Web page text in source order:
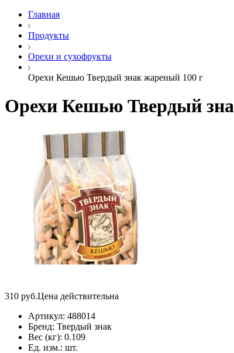
Главная
Продукты
Орехи и сухофрукты
Орехи Кешью Твердый знак жареный 100 г
Орехи Кешью Твердый
310 руб.Цена действительна
Артикул: 488014
Бренд: Твердый знак
Вес (кг): 0.109
Ед. изм.: шт.